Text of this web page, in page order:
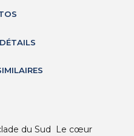
du Sud Le cœur